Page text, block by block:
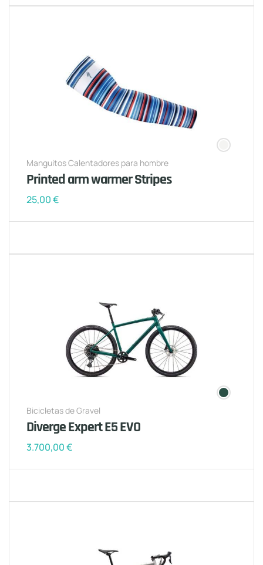
Manguitos Calentadores para hombre
Printed arm warmer Stripes
25,00€
Bicicletas de Gravel
Diverge Expert E5 EVO
3.700,00€